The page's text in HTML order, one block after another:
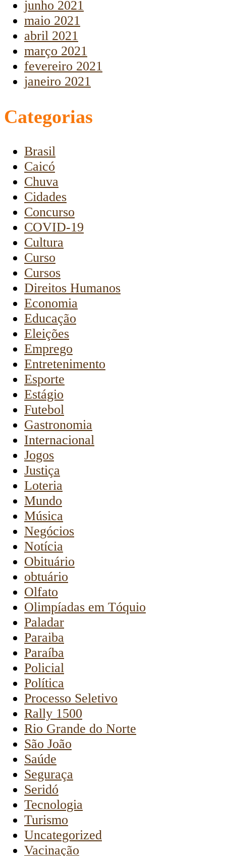
junho 2021
maio 2021
abril 2021
março 2021
fevereiro 2021
janeiro 2021
Categorias
Brasil
Caicó
Chuva
Cidades
Concurso
COVID-19
Cultura
Curso
Cursos
Direitos Humanos
Economia
Educação
Eleições
Emprego
Entretenimento
Esporte
Estágio
Futebol
Gastronomia
Internacional
Jogos
Justiça
Loteria
Mundo
Música
Negócios
Notícia
Obituário
obtuário
Olfato
Olimpíadas em Tóquio
Paladar
Paraiba
Paraíba
Policial
Política
Processo Seletivo
Rally 1500
Rio Grande do Norte
São João
Saúde
Seguraça
Seridó
Tecnologia
Turismo
Uncategorized
Vacinação